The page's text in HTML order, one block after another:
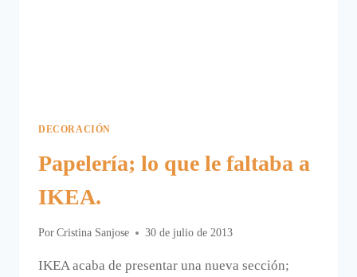
DECORACIÓN
Papelería; lo que le faltaba a
IKEA.
Por Cristina Sanjose 30 de julio de 2013
IKEA acaba de presentar una nueva sección;